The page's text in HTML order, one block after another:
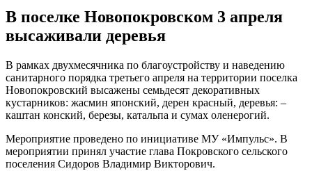
В поселке Новопокровском 3 апреля
высаживали деревья
В рамках двухмесячника по благоустройству и наведению
санитарного порядка третьего апреля на территории поселка
Новопокровский высажены семьдесят декоративных
кустарников: жасмин японский, дерен красный, деревья: –
каштан конский, березы, катальпа и сумах оленерогий.
Мероприятие проведено по инициативе МУ «Импульс». В
мероприятии принял участие глава Покровского сельского
поселения Сидоров Владимир Викторович.